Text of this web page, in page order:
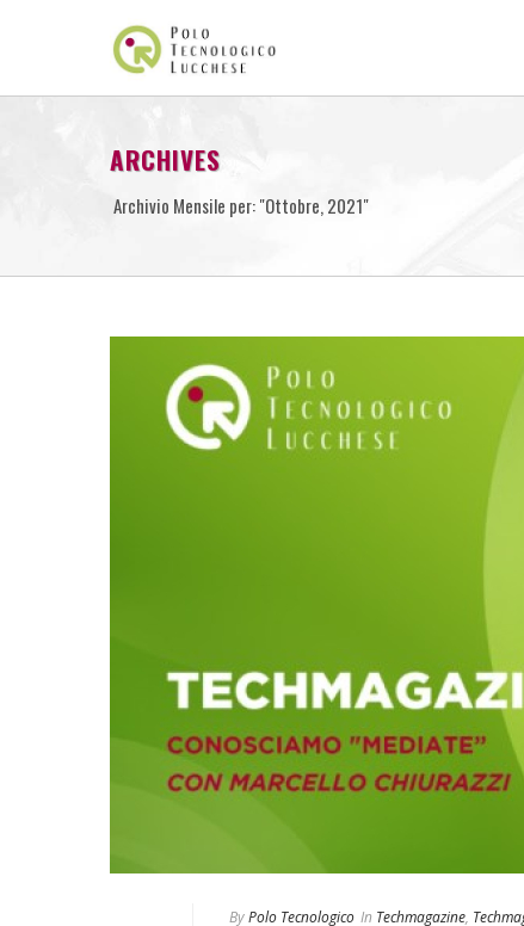
ARCHIVES
Archivio Mensile per: "Ottobre, 2021"
ByPolo Tecnologico In Techmagazine,